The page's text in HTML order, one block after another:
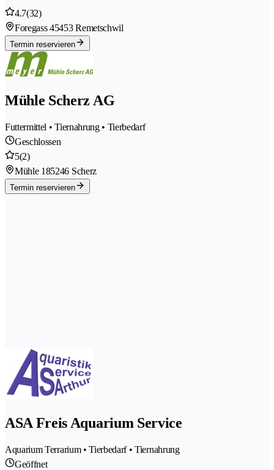
4.7(32)
Foregass 45453 Remetschwil
Termin reservieren
Mühle Scherz AG
Futtermittel • Tiernahrung • Tierbedarf
Geschlossen
5(2)
Mühle 185246 Scherz
Termin reservieren
ASA Freis Aquarium Service
Aquarium Terrarium • Tierbedarf • Tiernahrung
Geöffnet